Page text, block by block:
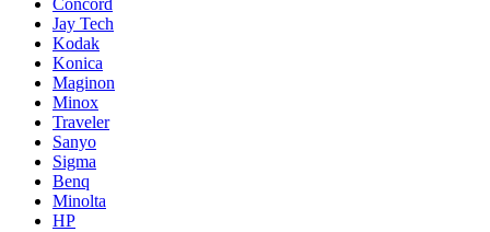
Concord
Jay Tech
Kodak
Konica
Maginon
Minox
Traveler
Sanyo
Sigma
Benq
Minolta
HP